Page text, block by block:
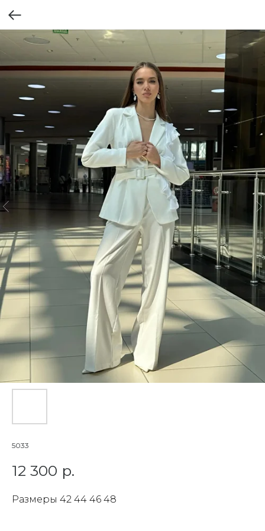
5033
12 300 р.
Размеры 42 44 46 48